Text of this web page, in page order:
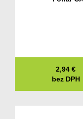
2,94 €
bez DPH